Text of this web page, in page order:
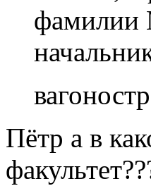
фамилии
Пётр а в